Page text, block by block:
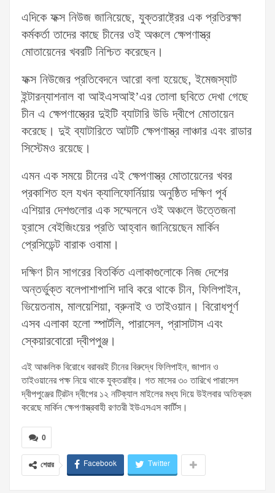
এদিকে ফক্স নিউজ জানিয়েছে, যুক্তরাষ্ট্রের এক প্রতিরক্ষা
কর্মকর্তা তাদের কাছে চীনের ওই অঞ্চলে ক্ষেপণাস্ত্র
মোতায়েনের খবরটি নিশ্চিত করেছেন।
ফক্স নিউজের প্রতিবেদনে আরো বলা হয়েছে, ইমেজস্যাট
ইন্টারন্যাশনাল বা আইএসআই’এর তোলা ছবিতে দেখা গেছে
চীন এ ক্ষেপণাস্ত্রের দুইটি ব্যাটারি উডি দ্বীপে মোতায়েন
করেছে। দুই ব্যাটারিতে আটটি ক্ষেপণাস্ত্র লাঞ্চার এবং রাডার
সিস্টেমও রয়েছে।
এমন এক সময়ে চীনের এই ক্ষেপণাস্ত্র মোতায়েনের খবর
প্রকাশিত হল যখন ক্যালিফোর্নিয়ায় অনুষ্ঠিত দক্ষিণ পূর্ব
এশিয়ার দেশগুলোর এক সম্মেলনে ওই অঞ্চলে উত্তেজনা
হ্রাসে বেইজিংয়ের প্রতি আহ্বান জানিয়েছেন মার্কিন
প্রেসিডেন্ট বারাক ওবামা।
দক্ষিণ চীন সাগরের বিতর্কিত এলাকাগুলোকে নিজ দেশের
অন্তর্ভুক্ত বলেপাশাপাশি দাবি করে থাকে চীন, ফিলিপাইন,
ভিয়েতনাম, মালয়েশিয়া, ব্রুনাই ও তাইওয়ান। বিরোধপূর্ণ
এসব এলাকা হলো স্পার্টলি, পারাসেল, প্রাসাটাস এবং
স্কেয়ারবোরো দ্বীপপুঞ্জ।
এই আঞ্চলিক বিরোধে বরাবরই চীনের বিরুদ্ধে ফিলিপাইন, জাপান ও
তাইওয়ানের পক্ষ নিয়ে থাকে যুক্তরাষ্ট্র। গত মাসের ৩০ তারিখে পারাসেল
দ্বীপপুঞ্জের ট্রিটন দ্বীপের ১২ নটিক্যাল মাইলের মধ্য দিয়ে উইলবার অতিক্রম
করেছে মার্কিন ক্ষেপণাস্ত্রবাহী রণতরী ইউএসএস কার্টিস।
0
শেয়ার Facebook Twitter